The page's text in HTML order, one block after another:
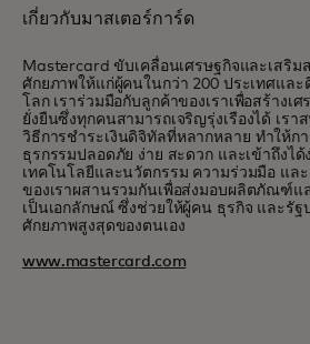
เกี่ยวกับมาสเตอร์การ์ด
Mastercard ขับเคลื่อนเศรษฐกิจและเสริม
ศักยภาพให้แก่ผู้คนในกว่า 200 ประเทศแล
โลก เราร่วมมือกับลูกค้าของเราเพื่อสร้างเศ
ยั่งยืนซึ่งทุกคนสามารถเจริญรุ่งเรืองได้ เรา
วิธีการชำระเงินดิจิทัลที่หลากหลาย ทำให้ก
ธุรกรรมปลอดภัย ง่าย สะดวก และเข้าถึงได้
เทคโนโลยีและนวัตกรรม ความร่วมมือ และ
ของเราผสานรวมกันเพื่อส่งมอบผลิตภัณฑ์แ
เป็นเอกลักษณ์ ซึ่งช่วยให้ผู้คน ธุรกิจ และรัฐ
ศักยภาพสูงสุดของตนเอง
www.mastercard.com